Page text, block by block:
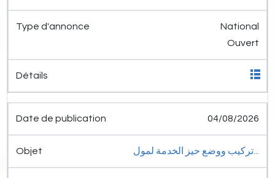
National
Ouvert
04/08/2026
تركيب ووضع حيز الخدمة لمول...